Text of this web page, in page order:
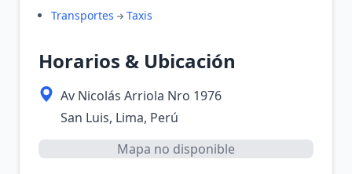
Transportes Taxis
Horarios & Ubicación
Av Nicolás Arriola Nro 1976
San Luis, Lima, Perú
Mapa no disponible